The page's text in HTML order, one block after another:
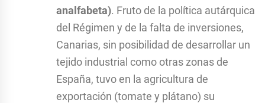
analfabeta). Fruto de la política autárquica
del Régimen y de la falta de inversiones,
Canarias, sin posibilidad de desarrollar un
tejido industrial como otras zonas de
España, tuvo en la agricultura de
exportación (tomate y plátano) su